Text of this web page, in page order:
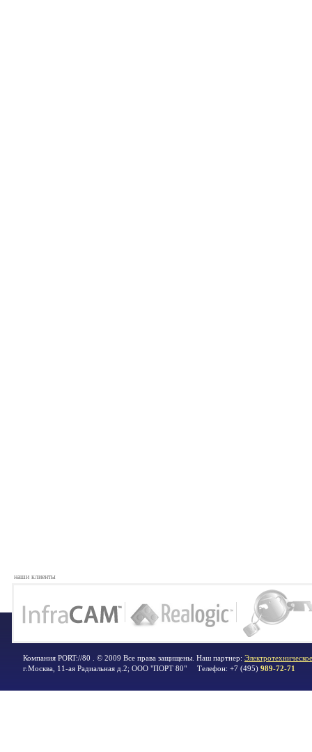
наши клиенты
Компания PORT://80 . © 2009 Все права защищены. Наш партнер:
г.Москва 11-ая Радиальная д.2; ООО "ПОРТ 80" Телефон: +7 (495) 989-72-71